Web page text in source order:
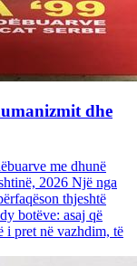
dhe
me dhunë
2026 Një nga
thjeshtë
botëve: asaj që
i pret në vazhdim, të